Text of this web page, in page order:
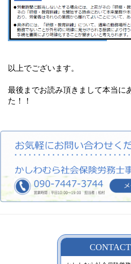
以上でございます。
最後までお読み頂きまして本当に
た！！
CONTACT